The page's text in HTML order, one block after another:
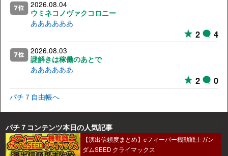
2026.08.04
ウミネコノヴァクコロニー
ああああああ
2 4
2026.08.03
謎解きは稼働のあとで
ああああああ
2 0
パチ７自由帳へ
パチ７コンテンツ本日の人気記事
【演出信頼度まとめ】eフィーバー機動戦士ガン
ダムSEED クライマックス